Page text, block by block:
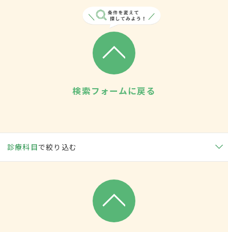
検索フォームに戻る
診療科目で絞り込む